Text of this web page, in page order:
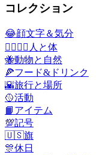
コレクション
😂顔文字＆気分
👩‍❤️‍💋‍👨 人と体
🐝動物と自然
🍕フード&ドリンク
🌇旅行と場所
🥎活動
📙 アイテム
💯記号
🇺🇸旗
🎊休日